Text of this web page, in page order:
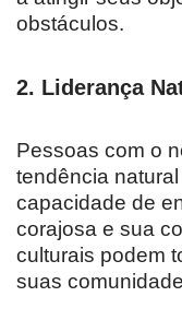
obstáculos.
2. Liderança
Pessoas com o
tendência
capacidade de
corajosa e sua
culturais podem
suas